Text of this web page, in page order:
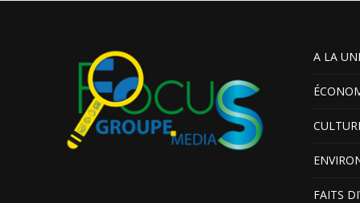
A LA
FAITS